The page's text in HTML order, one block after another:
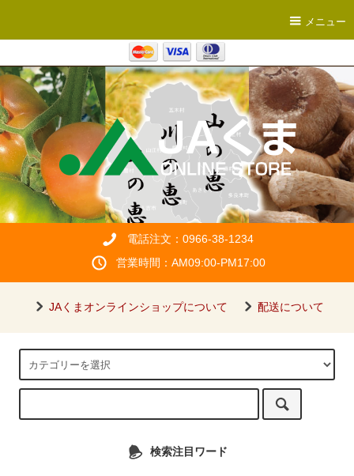
メニュー
電話注文：0966-38-1234
営業時間：AM09:00-PM17:00
JAくまオンラインショップについて 配送について
検索注目ワード